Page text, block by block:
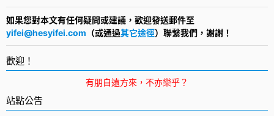
如果您對本文有任何疑問或建議，歡迎發送郵件至
yifei@hesyifei.com （或通過其它途徑）聯繫我們，謝謝！
歡迎！
有朋自遠方來，不亦樂乎？
站點公告